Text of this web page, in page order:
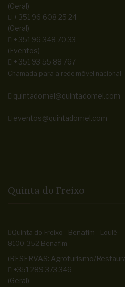
(Geral)
+ 351 96 608 25 24
(Geral)
+ 351 96 348 70 33
(Eventos)
+ 351 93 55 88 767
Chamada para a rede móvel nacional
quintadomel@quintadomel.com
eventos@quintadomel.com
Quinta do Freixo
Quinta do Freixo - Benafim - Loulé
8100-352 Benafim
(RESERVAS: Agroturismo/
+351 289 373 346
(Geral)